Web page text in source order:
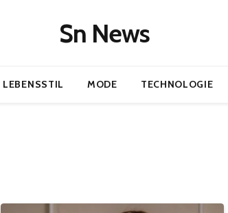
Sn News
LEBENSSTIL MODE TECHNOLOGIE